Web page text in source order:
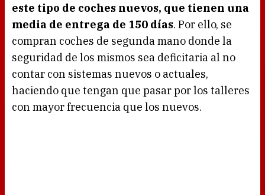
este tipo de coches nuevos, que tienen una
media de entrega de 150 días. Por ello, se
compran coches de segunda mano donde la
seguridad de los mismos sea deficitaria al no
contar con sistemas nuevos o actuales,
haciendo que tengan que pasar por los talleres
con mayor frecuencia que los nuevos.